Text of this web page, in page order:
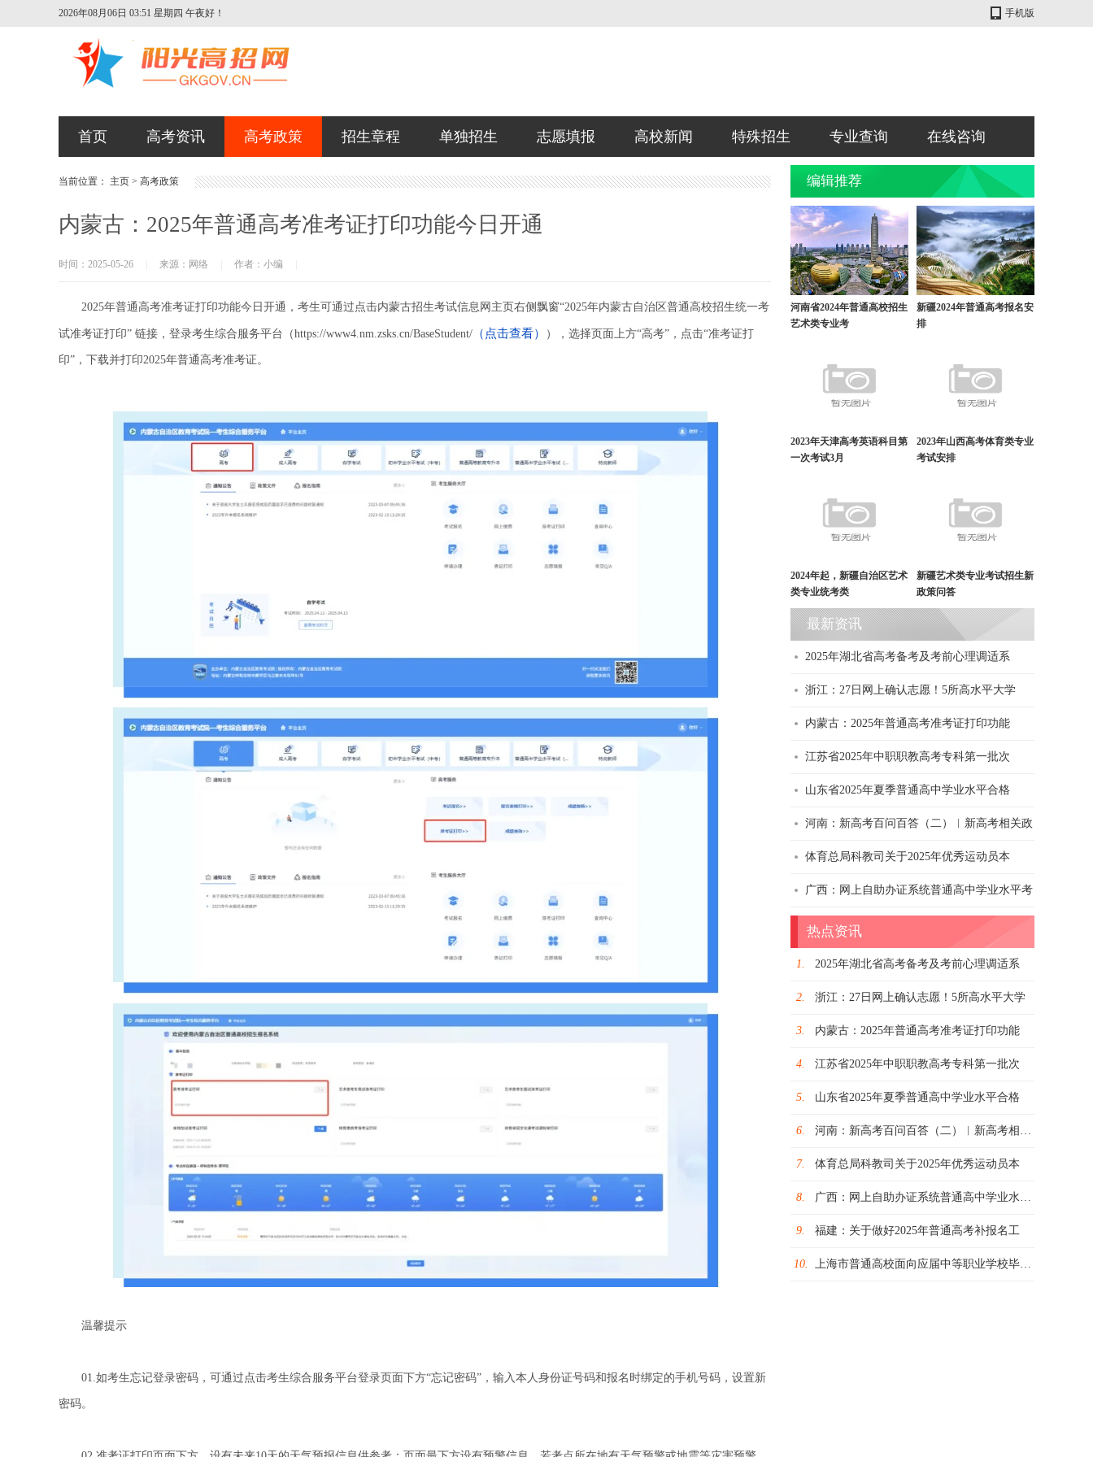
手机版
2026年08月06日 03:51 星期四 午夜好！
首页 高考资讯 高考政策 招生章程 单独招生 志愿填报 高校新闻 特殊招生 专业查询 在线咨询
当前位置： 主页 > 高考政策
内蒙古：2025年普通高考准考证打印功能今日开通
时间：2025-05-26 来源：网络 作者：小编
2025年普通高考准考证打印功能今日开通，考生可通过点击内蒙古招生考试信息网主页右侧飘窗“2025年内蒙古自治区普通高校招生统一考
试准考证打印” 链接，登录考生综合服务平台（https://www4.nm.zsks.cn/BaseStudent/ （点击查看） ），选择页面上方“高考”，点击“准考证打
印”，下载并打印2025年普通高考准考证。
温馨提示
01.如考生忘记登录密码，可通过点击考生综合服务平台登录页面下方“忘记密码”，输入本人身份证号码和报名时绑定的手机号码，设置新
密码。
编辑推荐
河南省2024年普通高校招生
艺术类专业考
新疆2024年普通高考报名安
排
2023年天津高考英语科目第
一次考试3月
2023年山西高考体育类专业
考试安排
2024年起，新疆自治区艺术
类专业统考类
新疆艺术类专业考试招生新
政策问答
最新资讯
2025年湖北省高考备考及考前心理调适系
浙江：27日网上确认志愿！5所高水平大学
内蒙古：2025年普通高考准考证打印功能
江苏省2025年中职职教高考专科第一批次
山东省2025年夏季普通高中学业水平合格
河南：新高考百问百答（二）︱新高考相关政
体育总局科教司关于2025年优秀运动员本
广西：网上自助办证系统普通高中学业水平考
热点资讯
1. 2025年湖北省高考备考及考前心理调适系
2. 浙江：27日网上确认志愿！5所高水平大学
3. 内蒙古：2025年普通高考准考证打印功能
4. 江苏省2025年中职职教高考专科第一批次
5. 山东省2025年夏季普通高中学业水平合格
6. 河南：新高考百问百答（二）︱新高考相关政
7. 体育总局科教司关于2025年优秀运动员本
8. 广西：网上自助办证系统普通高中学业水平考
9. 福建：关于做好2025年普通高考补报名工
10. 上海市普通高校面向应届中等职业学校毕业生